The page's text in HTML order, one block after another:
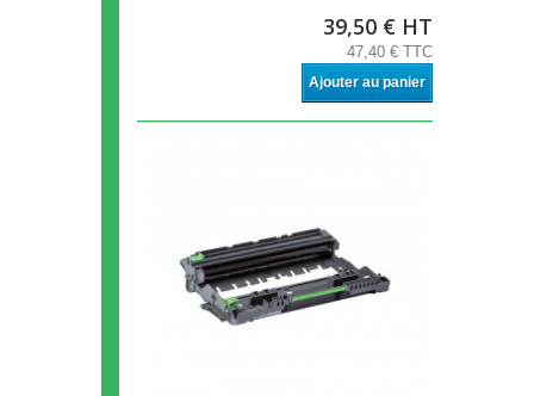
39,50 € HT
47,40 € TTC
Ajouter au panier